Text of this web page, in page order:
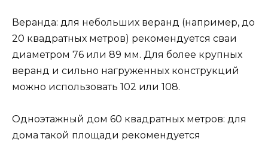
Веранда: для небольших веранд (например, до
20 квадратных метров) рекомендуется сваи
диаметром 76 или 89 мм. Для более крупных
веранд и сильно нагруженных конструкций
можно использовать 102 или 108.
Одноэтажный дом 60 квадратных метров: для
дома такой площади рекомендуется